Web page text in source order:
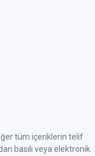
tüm içeriklerin telif
basılı veya elektronik